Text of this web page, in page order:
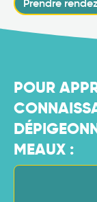
Prendre
POUR
MEAUX :